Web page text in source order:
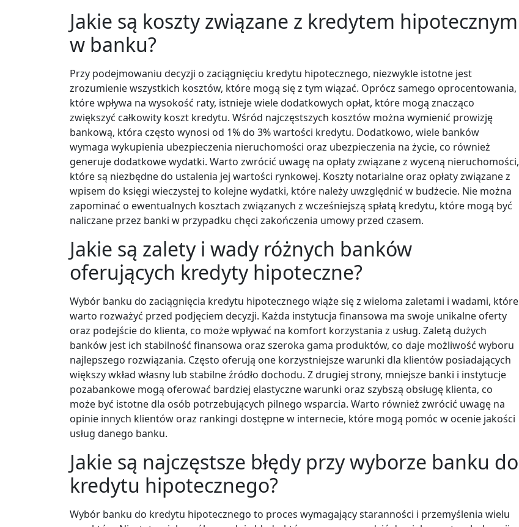
Jakie są koszty związane z kredytem hipotecznym
w banku?
Przy podejmowaniu decyzji o zaciągnięciu kredytu hipotecznego, niezwykle istotne jest
zrozumienie wszystkich kosztów, które mogą się z tym wiązać. Oprócz samego oprocentowania,
które wpływa na wysokość raty, istnieje wiele dodatkowych opłat, które mogą znacząco
zwiększyć całkowity koszt kredytu. Wśród najczęstszych kosztów można wymienić prowizję
bankową, która często wynosi od 1% do 3% wartości kredytu. Dodatkowo, wiele banków
wymaga wykupienia ubezpieczenia nieruchomości oraz ubezpieczenia na życie, co również
generuje dodatkowe wydatki. Warto zwrócić uwagę na opłaty związane z wyceną nieruchomości,
które są niezbędne do ustalenia jej wartości rynkowej. Koszty notarialne oraz opłaty związane z
wpisem do księgi wieczystej to kolejne wydatki, które należy uwzględnić w budżecie. Nie można
zapominać o ewentualnych kosztach związanych z wcześniejszą spłatą kredytu, które mogą być
naliczane przez banki w przypadku chęci zakończenia umowy przed czasem.
Jakie są zalety i wady różnych banków
oferujących kredyty hipoteczne?
Wybór banku do zaciągnięcia kredytu hipotecznego wiąże się z wieloma zaletami i wadami, które
warto rozważyć przed podjęciem decyzji. Każda instytucja finansowa ma swoje unikalne oferty
oraz podejście do klienta, co może wpływać na komfort korzystania z usług. Zaletą dużych
banków jest ich stabilność finansowa oraz szeroka gama produktów, co daje możliwość wyboru
najlepszego rozwiązania. Często oferują one korzystniejsze warunki dla klientów posiadających
większy wkład własny lub stabilne źródło dochodu. Z drugiej strony, mniejsze banki i instytucje
pozabankowe mogą oferować bardziej elastyczne warunki oraz szybszą obsługę klienta, co
może być istotne dla osób potrzebujących pilnego wsparcia. Warto również zwrócić uwagę na
opinie innych klientów oraz rankingi dostępne w internecie, które mogą pomóc w ocenie jakości
usług danego banku.
Jakie są najczęstsze błędy przy wyborze banku do
kredytu hipotecznego?
Wybór banku do kredytu hipotecznego to proces wymagający staranności i przemyślenia wielu